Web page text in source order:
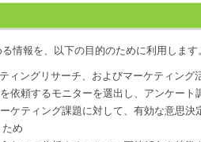
情報を、以下の目的のために利用します。
ィングリサーチ、およびマーケティン
依頼するモニターを選出し、アンケート
ケティング課題に対して、有効な意思
め